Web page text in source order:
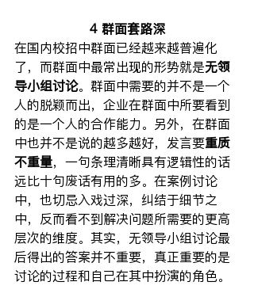
4 群面套路深
在国内校招中群面已经越来越普遍化
了，而群面中最常出现的形势就是无领
导小组讨论。群面中需要的并不是一个
人的脱颖而出，企业在群面中所要看到
的是一个人的合作能力。另外，在群面
中也并不是说的越多越好，发言要重质
不重量，一句条理清晰具有逻辑性的话
远比十句废话有用的多。在案例讨论
中，也切忌入戏过深，纠结于细节之
中，反而看不到解决问题所需要的更高
层次的维度。其实，无领导小组讨论最
后得出的答案并不重要，真正重要的是
讨论的过程和自己在其中扮演的角色。